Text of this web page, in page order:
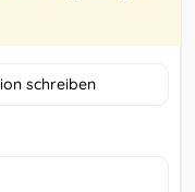
schreiben